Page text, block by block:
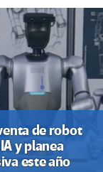
de robot
y planea
este año